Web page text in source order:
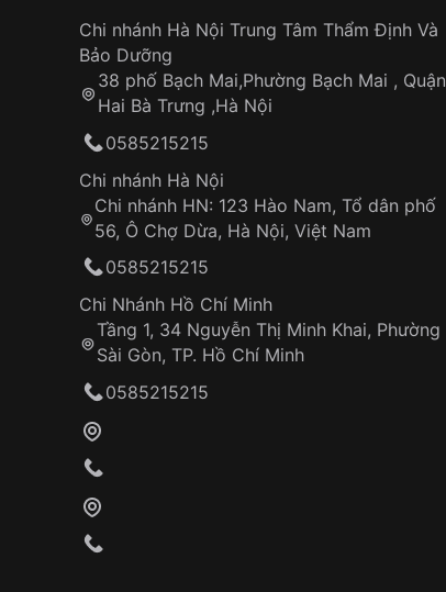
Chi nhánh Hà Nội Trung Tâm Thẩm Định Và
Bảo Dưỡng
38 phố Bạch Mai,Phường Bạch Mai , Quận
Hai Bà Trưng ,Hà Nội
0585215215
Chi nhánh Hà Nội
Chi nhánh HN: 123 Hào Nam, Tổ dân phố
56, Ô Chợ Dừa, Hà Nội, Việt Nam
0585215215
Chi Nhánh Hồ Chí Minh
Tầng 1, 34 Nguyễn Thị Minh Khai, Phường
Sài Gòn, TP. Hồ Chí Minh
0585215215